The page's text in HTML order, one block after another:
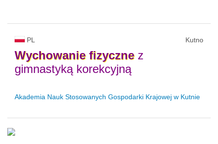
PL Kutno
Wychowanie fizycznez
gimnastyką korekcyjną
Akademia Nauk Stosowanych Gospodarki Krajowej w Kutnie